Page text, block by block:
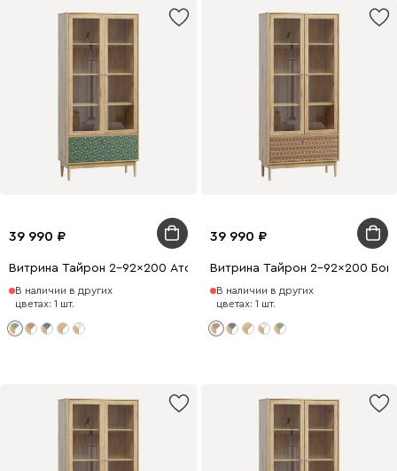
39 990
Витрина Тайрон 2-92x200 Атом
В наличии в других
цветах: 1 шт.
39 990
Витрина Тайрон 2-92x200
В наличии в других
цветах: 1 шт.